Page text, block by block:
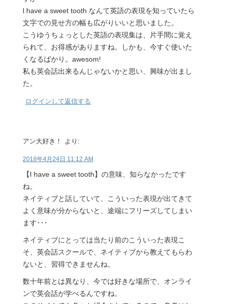
l have a sweet tooth なんて英語の表現を知っていたら
文字での見せ方の幅も広がりいいと思いました。
こうゆうちょっとした英語の表現集は、片手間に覚え
られて、お得感がありますね。しかも、今すぐ使いた
くなるばかり。awesom!
私も英会話出来るんじゃないかと思い、興味が出まし
た。
ログインして返信する
アン大好き！ より:
2018年4月24日 11:12 AM
【I have a sweet tooth】の意味、知らなかったです
ね。
ネイティブと話していて、こういった表現が出てきて
よく意味が分からないと、途端にフリーズしてしまい
ます･･･
ネイティブにとっては当たり前のこういった表現こ
そ、英会話スクールで、ネイティブから教えてもらわ
ないと、習得できませんね。
数十年前とは異なり、今では好きな場所で、オンライ
ンで英会話が学べるんですね。